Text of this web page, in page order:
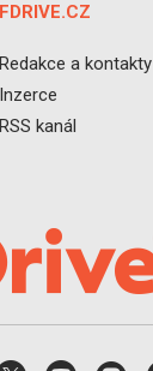
FDRIVE.CZ
Redakce a kontakty
Inzerce
RSS kanál